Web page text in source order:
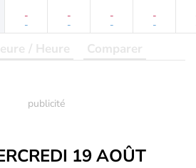
-
-
-
-
-
-
-
-
/ Heure Comparer
19 AOÛT